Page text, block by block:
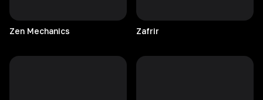
Zen Mechanics Zafrir